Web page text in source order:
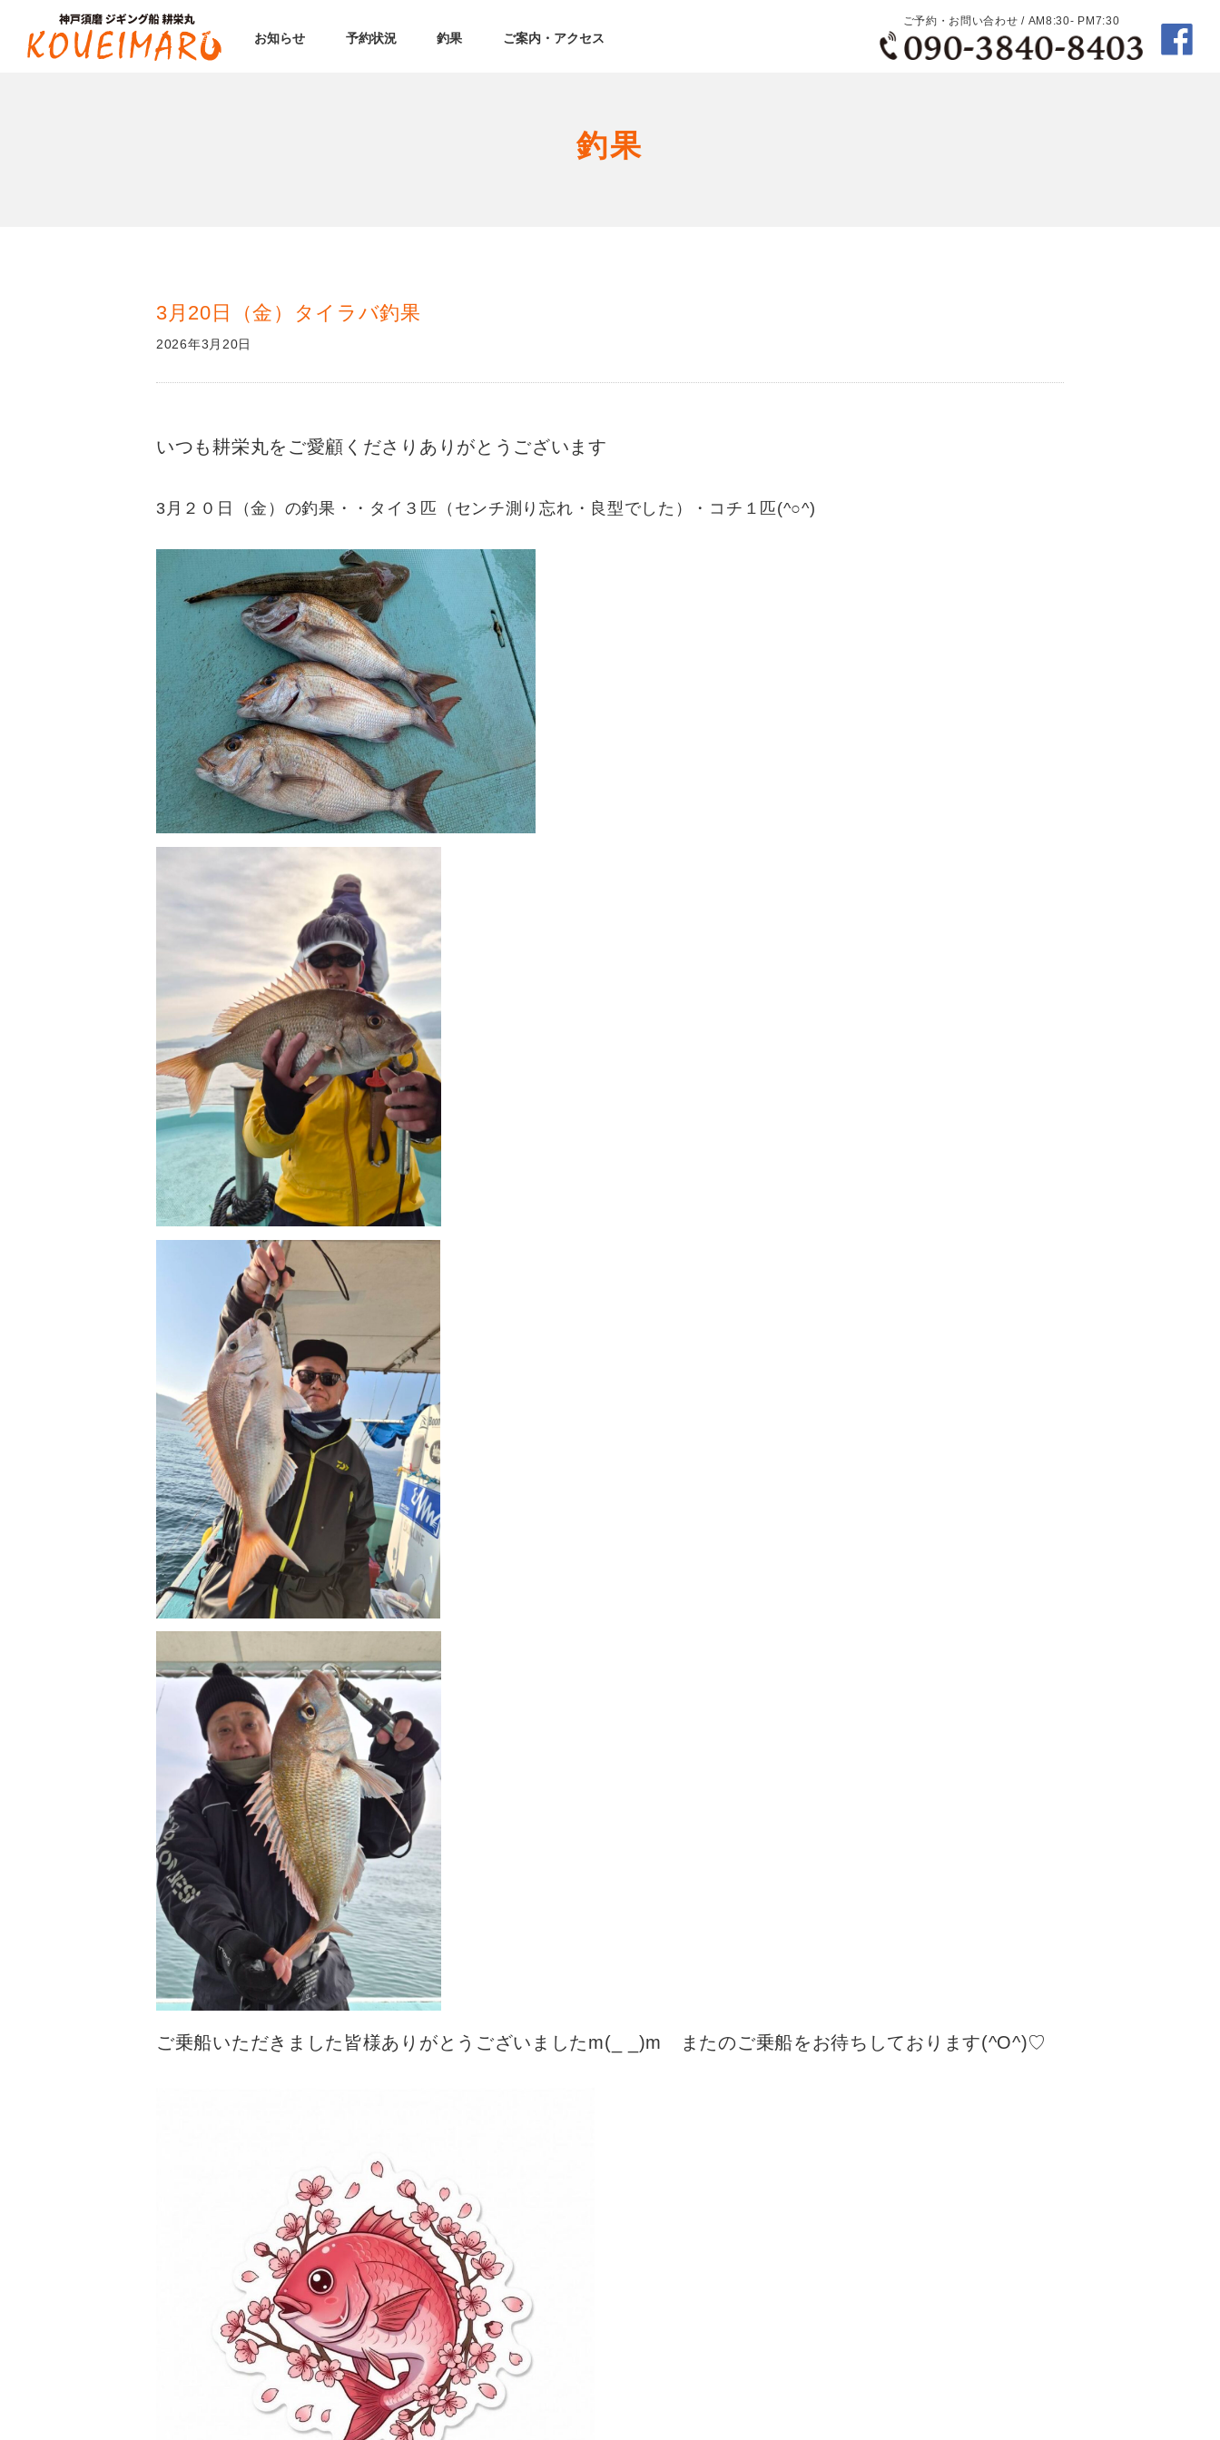
お知らせ 予約状況 釣果 ご案内・アクセス
ご予約・お問い合わせ / AM8:30- PM7:30
釣果
3月20日（金）タイラバ釣果
2026年3月20日
いつも耕栄丸をご愛顧くださりありがとうございます
3月２０日（金）の釣果・・タイ３匹（センチ測り忘れ・良型でした）・コチ１匹(^○^)
ご乗船いただきました皆様ありがとうございましたm(_ _)m またのご乗船をお待ちしております(^O^)♡